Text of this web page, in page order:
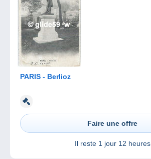
PARIS - Berlioz
Faire une offre
Il reste 1 jour 12 heures